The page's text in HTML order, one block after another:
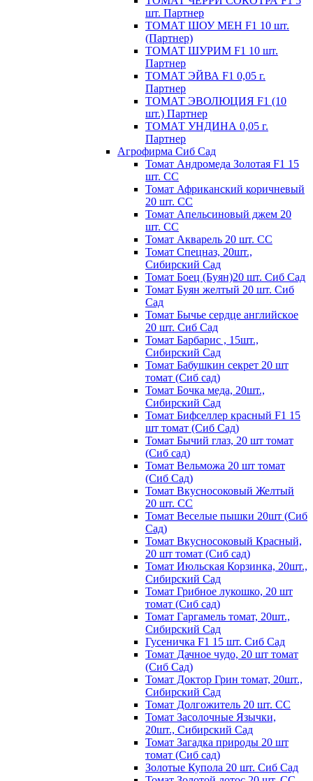
шт. Партнер
ТОМАТ ШОУ МЕН F1 10 шт.
(Партнер)
ТОМАТ ШУРИМ F1 10 шт.
Партнер
ТОМАТ ЭЙВА F1 0,05 г.
Партнер
ТОМАТ ЭВОЛЮЦИЯ F1 (10
шт.) Партнер
ТОМАТ УНДИНА 0,05 г.
Партнер
Агрофирма Сиб Сад
Томат Андромеда Золотая F1 15
шт. СС
Томат Африканский коричневый
20 шт. СС
Томат Апельсиновый джем 20
шт. СС
Томат Акварель 20 шт. СС
Томат Спецназ, 20шт.,
Сибирский Сад
Томат Боец (Буян)20 шт. Сиб Сад
Томат Бyян жeлтый 20 шт. Сиб
Сaд
Томат Бычьe cepдцe aнглийcкoe
20 шт. Сиб Сaд
Томат Барбарис , 15шт.,
Сибирский Сад
Томат Бабушкин секрет 20 шт
томат (Сиб сад)
Томат Бочка меда, 20шт.,
Сибирский Сад
Томат Бифселлер красный F1 15
шт томат (Сиб Сад)
Томат Бычий глаз, 20 шт томат
(Сиб сад)
Томат Вельможа 20 шт томат
(Сиб Сад)
Томат Вкусносоковый Желтый
20 шт. СС
Томат Веселые пышки 20шт (Сиб
Сад)
Томат Вкусносоковый Красный,
20 шт томат (Сиб сад)
Томат Июльская Корзинка, 20шт.,
Сибирский Сад
Томат Грибное лукошко, 20 шт
томат (Сиб сад)
Томат Гаргамель томат, 20шт.,
Сибирский Сад
Гусеничка F1 15 шт. Сиб Сад
Томат Дачное чудо, 20 шт томат
(Сиб Сад)
Томат Доктор Грин томат, 20шт.,
Сибирский Сад
Томат Долгожитель 20 шт. СС
Томат Засолочные Язычки,
20шт., Сибирский Сад
Томат Загадка природы 20 шт
томат (Сиб сад)
Золотые Купола 20 шт. Сиб Сад